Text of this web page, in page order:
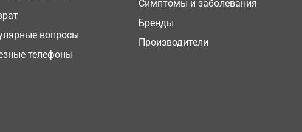
вопросы
телефоны
Симптомы и заболевания
Бренды
Производители